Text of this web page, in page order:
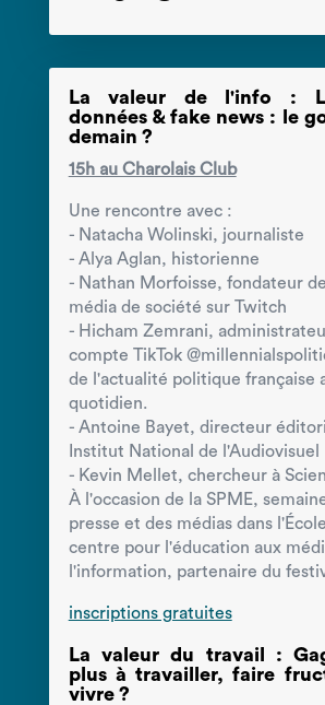
La valeur de l'info :
données & fake news : le
demain ?
15h au Charolais Club
Une rencontre avec :
- Natacha Wolinski, journaliste
- Alya Aglan, historienne
- Nathan Morfoisse, fondateur
média de société sur Twitch
- Hicham Zemrani,
compte TikTok
de l'actualité politique française
quotidien.
- Antoine Bayet, directeur
Institut National de l'Audiovisuel
- Kevin Mellet, chercheur à
À l'occasion de la SPME,
presse et des médias dans
centre pour l'éducation aux
l'information, partenaire du
inscriptions gratuites
La valeur du travail :
plus à travailler, faire
vivre ?